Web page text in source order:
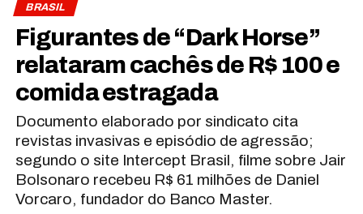
BRASIL
Figurantes de “Dark Horse”
relataram cachês de R$ 100 e
comida estragada
Documento elaborado por sindicato cita
revistas invasivas e episódio de agressão;
segundo o site Intercept Brasil, filme sobre Jair
Bolsonaro recebeu R$ 61 milhões de Daniel
Vorcaro, fundador do Banco Master.